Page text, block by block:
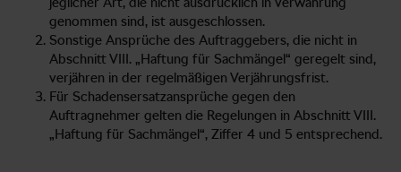
genommen sind, ist ausgeschlossen.
Sonstige Ansprüche des Auftraggebers, die nicht in
Abschnitt VIII. „Haftung für Sachmängel“ geregelt sind,
verjähren in der regelmäßigen Verjährungsfrist.
Für Schadensersatzansprüche gegen den
Auftragnehmer gelten die Regelungen in Abschnitt VIII.
„Haftung für Sachmängel“, Ziffer 4 und 5 entsprechend.